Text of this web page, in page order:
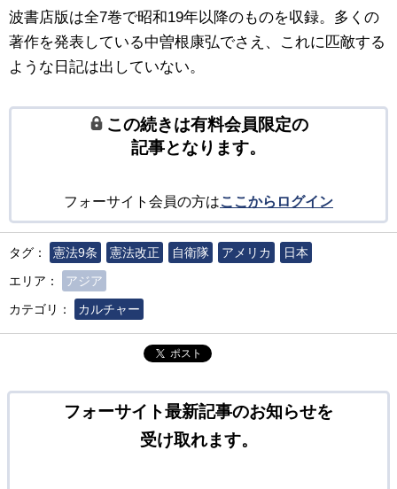
波書店版は全7巻で昭和19年以降のものを収録。多くの
著作を発表している中曽根康弘でさえ、これに匹敵する
ような日記は出していない。
この続きは有料会員限定の
記事となります。
フォーサイト会員の方はここからログイン
タグ： 憲法9条 憲法改正 自衛隊 アメリカ
日本
エリア：
アジア
カテゴリ：
カルチャー
ポスト
フォーサイト最新記事のお知らせを
受け取れます。